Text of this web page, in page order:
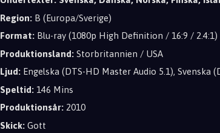
Region: B (Europa/Sverige)
Format: Blu-ray (1080p High Definition / 16:9 / 2.4:1)
Produktionsland: Storbritannien / USA
Ljud: Engelska (DTS-HD Master Audio 5.1), Svenska
Speltid: 146 Mins
Produktionsår: 2010
Skick: Gott